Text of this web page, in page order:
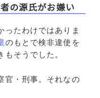
の源氏がお嫌い
ったわけではありま
のもとで検非違使を
もそうでした。
官・刑事。それなの